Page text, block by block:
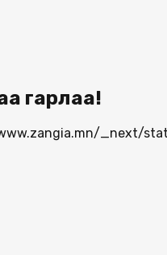
гарлаа!
_next/